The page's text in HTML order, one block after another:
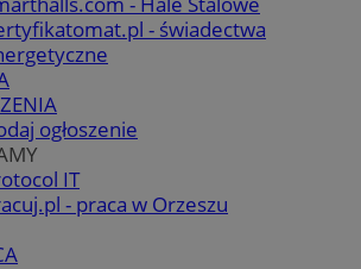
- świadectwa
ogłoszenie
IT
- praca w Orzeszu